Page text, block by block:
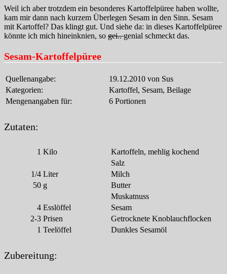
Weil ich aber trotzdem ein besonderes Kartoffelpüree haben wollte,
kam mir dann nach kurzem Überlegen Sesam in den Sinn. Sesam
mit Kartoffel? Das klingt gut. Und siehe da: in dieses Kartoffelpüree
könnte ich mich hineinknien, so gei..genial schmeckt das.
Sesam-Kartoffelpüree
Quellenangabe:
19.12.2010 von Sus
Kategorien:
Kartoffel, Sesam, Beilage
Mengenangaben für:
6 Portionen
Zutaten:
1 Kilo
Kartoffeln, mehlig kochend
Salz
1/4 Liter
Milch
50 g
Butter
Muskatnuss
4 Esslöffel
Sesam
2-3 Prisen
Getrocknete Knoblauchflocken
1 Teelöffel Dunkles Sesamöl
Zubereitung: